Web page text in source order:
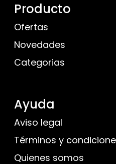
Producto
Ofertas
Novedades
Categorias
Ayuda
Aviso legal
Términos y
Quienes somos